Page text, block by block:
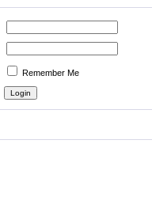
Remember Me